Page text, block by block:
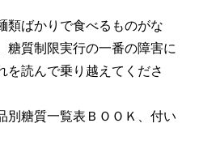
類ばかりで食べるものがな
糖質制限実行の一番の障害に
を読んで乗り越えてくださ
別糖質一覧表ＢＯＯＫ、付い